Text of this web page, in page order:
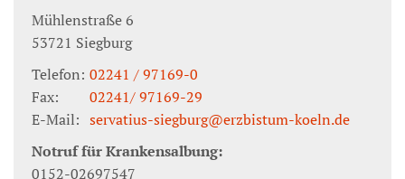
Mühlenstraße 6
53721 Siegburg
Telefon: 02241 / 97169-0
Fax:
02241/ 97169-29
E-Mail: servatius-siegburg@erzbistum-koeln.de
Notruf für Krankensalbung:
0152-02697547